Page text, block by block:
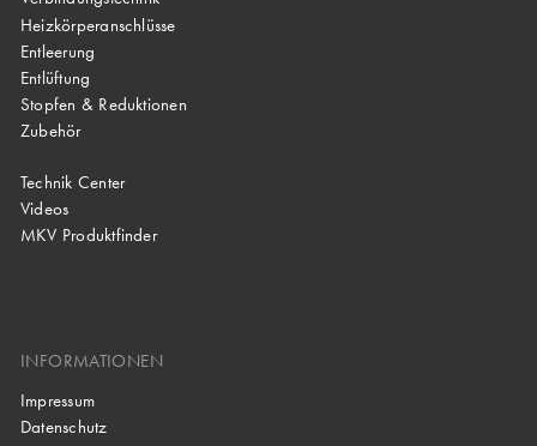
Heizkörperanschlüsse
Entleerung
Entlüftung
Stopfen & Reduktionen
Zubehör
Technik Center
Videos
MKV Produktfinder
INFORMATIONEN
Impressum
Datenschutz